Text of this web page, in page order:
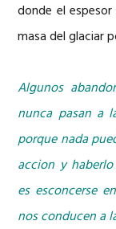
donde el
masa del glaciar
Algunos
nunca pasan a
porque nada
accion y
es esconcerse
nos conducen a